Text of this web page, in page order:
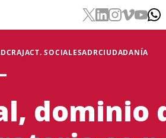
CRAJACT. SOCIALESADRCIUDADANÍA
dominio